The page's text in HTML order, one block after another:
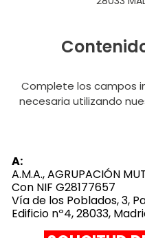
Complete los campos
necesaria utilizando
A:
A.M.A., AGRUPACIÓN
Con NIF G28177657
Vía de los Poblados, 3,
Edificio nº4, 28033,